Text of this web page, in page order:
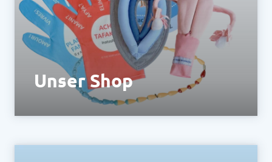
matomo.org/matomo-cloud-privacy-
policy/
Unser Shop
Bestell dir unsere TEACHING TOOLS und
Merchandise